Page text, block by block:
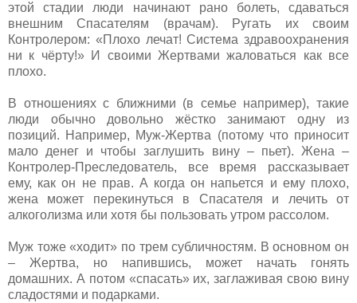
этой стадии люди начинают рано болеть, сдаваться
внешним Спасателям (врачам). Ругать их своим
Контролером: «Плохо лечат! Система здравоохранения
ни к чёрту!» И своими Жертвами жаловаться как все
плохо.
В отношениях с ближними (в семье например), такие
люди обычно довольно жёстко занимают одну из
позиций. Например, Муж-Жертва (потому что приносит
мало денег и чтобы заглушить вину – пьет). Жена –
Контролер-Преследователь, все время рассказывает
ему, как он не прав. А когда он напьется и ему плохо,
жена может перекинуться в Спасателя и лечить от
алкоголизма или хотя бы пользовать утром рассолом.
Муж тоже «ходит» по трем субличностям. В основном он
– Жертва, но напившись, может начать гонять
домашних. А потом «спасать» их, заглаживая свою вину
сладостями и подарками.